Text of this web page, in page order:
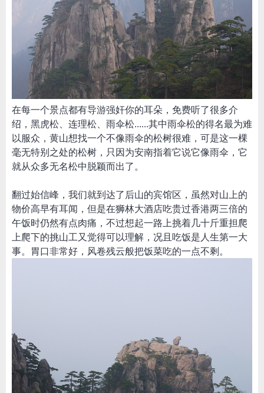
在每一个景点都有导游强奸你的耳朵，免费听了很多介
绍，黑虎松、连理松、雨伞松......其中雨伞松的得名最为难
以服众，黄山想找一个不像雨伞的松树很难，可是这一棵
毫无特别之处的松树，只因为安南指着它说它像雨伞，它
就从众多无名松中脱颖而出了。
翻过始信峰，我们就到达了后山的宾馆区，虽然对山上的
物价高早有耳闻，但是在狮林大酒店吃贵过香港两三倍的
午饭时仍然有点肉痛，不过想起一路上挑着几十斤重担爬
上爬下的挑山工又觉得可以理解，况且吃饭是人生第一大
事。胃口非常好，风卷残云般把饭菜吃的一点不剩。